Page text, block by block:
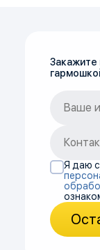
Закажите
Я даю